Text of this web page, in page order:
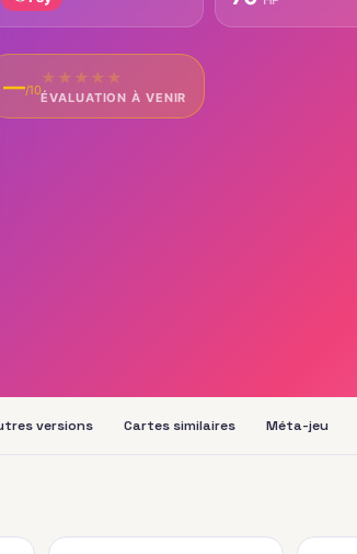
—/10
★ ★ ★ ★ ★
ÉVALUATION À VENIR
versions Cartes similaires Méta-jeu